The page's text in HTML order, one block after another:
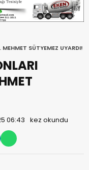
SÜTYEMEZ UYARDI!
06:43 kez okundu